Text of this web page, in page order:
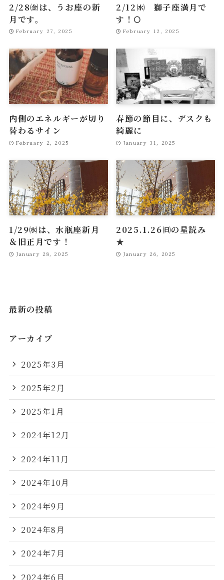
2/28㈮は、うお座の新
月です。
February 27, 2025
2/12㈬ 獅子座満月で
す！🌕
February 12, 2025
内側のエネルギーが切り
替わるサイン
February 2, 2025
春節の節目に、デスクも
綺麗に
January 31, 2025
1/29㈬は、水瓶座新月
＆旧正月です！
January 28, 2025
2025.1.26㈰の星読み
★
January 26, 2025
最新の投稿
アーカイブ
2025年3月
2025年2月
2025年1月
2024年12月
2024年11月
2024年10月
2024年9月
2024年8月
2024年7月
2024年6月